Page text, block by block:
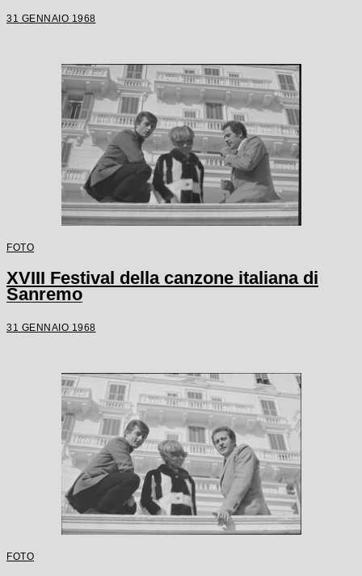
31 GENNAIO 1968
FOTO
XVIII Festival della canzone italiana di
Sanremo
31 GENNAIO 1968
FOTO